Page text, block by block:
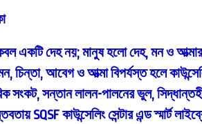
একটি দেহ নয়; মানুষ হলোদেহ, মন ও
চিন্তা, আবেগ ও আত্মা বিপর্যস্ত হলে
সংকট, সন্তান লালন-পালনের ভুল,
SQSF কাউন্সেলিং সেন্টার এন্ড স্মার্ট